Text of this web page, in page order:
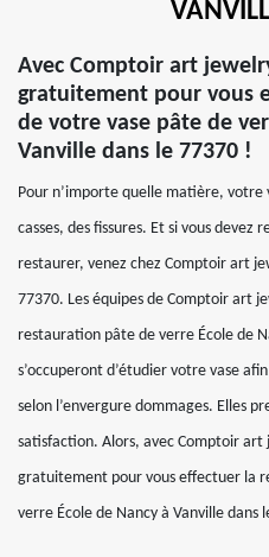
Avec Comptoir art
gratuitement pour vous
de votre vase pâte de
Vanville dans le 77370 !
Pour n’importe quelle matière, votre
casses, des fissures. Et si vous
restaurer, venez chez Comptoir art
77370. Les équipes de Comptoir art
restauration pâte de verre École de
s’occuperont d’étudier votre vase
selon l’envergure dommages. Elles
satisfaction. Alors, avec Comptoir art
gratuitement pour vous effectuer la
verre École de Nancy à Vanville dans